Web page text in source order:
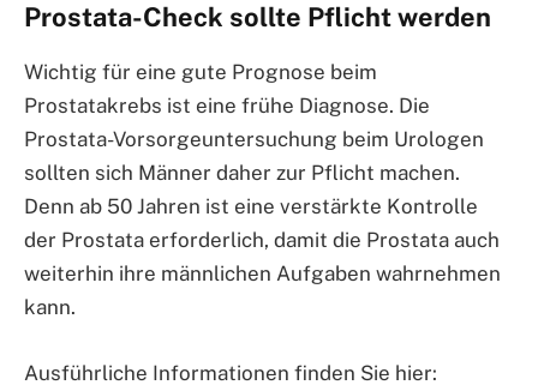
Prostata-Check sollte Pflicht werden
Wichtig für eine gute Prognose beim
Prostatakrebs ist eine frühe Diagnose. Die
Prostata-Vorsorgeuntersuchung beim Urologen
sollten sich Männer daher zur Pflicht machen.
Denn ab 50 Jahren ist eine verstärkte Kontrolle
der Prostata erforderlich, damit die Prostata auch
weiterhin ihre männlichen Aufgaben wahrnehmen
kann.
Ausführliche Informationen finden Sie hier: